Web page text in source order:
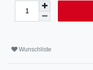
Wunschliste